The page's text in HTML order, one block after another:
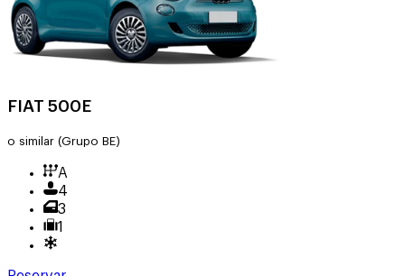
FIAT 500E
o similar (Grupo BE)
A
4
3
1